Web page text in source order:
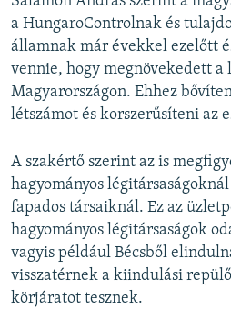
a HungaroControlnak és
államnak már évekkel ezelőtt
vennie, hogy megnövekedett a
Magyarországon. Ehhez
létszámot és korszerűsíteni az
A szakértő szerint az is
hagyományos
fapados társaiknál. Ez az
hagyományos légitársaságok
vagyis például Bécsből
visszatérnek a kiindulási
körjáratot tesznek.